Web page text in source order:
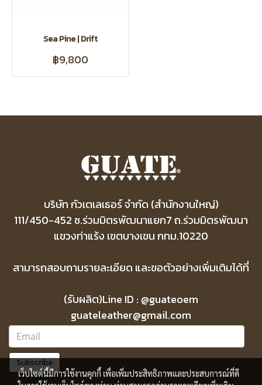
Sea Pine | Drift
฿9,800
บริษัท กัวเตเลเธอร์ จำกัด (สำนักงานใหญ่)
111/450-452 ซ.ร่วมมิตรพัฒนาแยก7 ถ.ร่วมมิตรพัฒนา
แขวงท่าแร้ง เขตบางเขน กทม.10220
สามารถสอบถามรายละเอียด และขอตัวอย่างเพิ่มเติมได้ที่
(รับผลิต)Line ID : @guateoem
guateleather@gmail.com
Subscribe
เว็บไซต์นี้มีการใช้งานคุกกี้ เพื่อเพิ่มประสิทธิภาพและประสบการณ์ที่ดี